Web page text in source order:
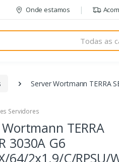
Onde estamos
Todas as
Server Wortmann TERRA
Servidores
TERRA
3030A G6
64/2x1.9/C/RPSU/